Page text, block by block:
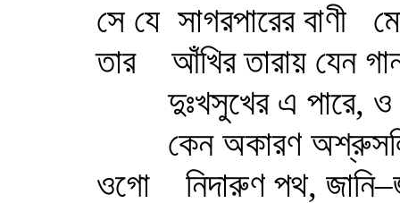
সে যে সাগরপারের বাণী
তার
আঁখির তারায় যেন
দুঃখসুখের এ পারে,
কেন অকারণ
ওগো
নিদারুণ পথ,